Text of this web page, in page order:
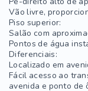
Vão livre,
Piso superior:
Salão com
Pontos de água
Diferenciais:
Localizado em
Fácil acesso ao
avenida e ponto de